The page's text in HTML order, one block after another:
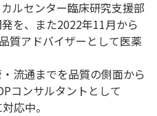
ルセンター臨床研究支援部
を、また2022年11月から
質アドバイザーとして医薬
流通までを品質の側面から
コンサルタントとして
応中。